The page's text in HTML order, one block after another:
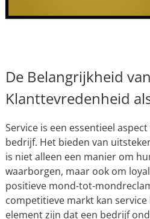
De Belangrijkheid
Klanttevredenheid
Service is een essentieel
bedrijf. Het bieden van
is niet alleen een manier om
waarborgen, maar ook om
positieve mond-tot-
competitieve markt kan
element zijn dat een bedrijf